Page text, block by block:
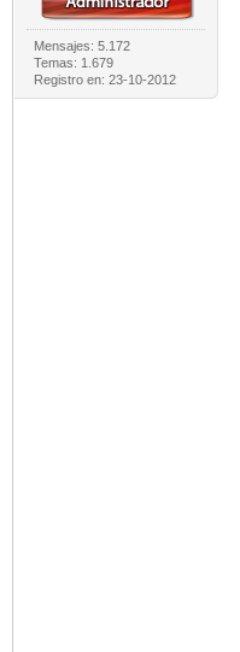
Mensajes: 5.172
Temas: 1.679
Registro en: 23-10-2012